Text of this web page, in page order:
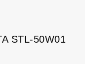
STL-50W01